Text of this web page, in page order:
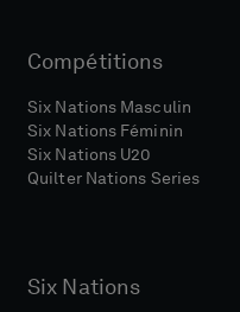
Compétitions
Six Nations Masculin
Six Nations Féminin
Six Nations U20
Quilter Nations Series
Six Nations